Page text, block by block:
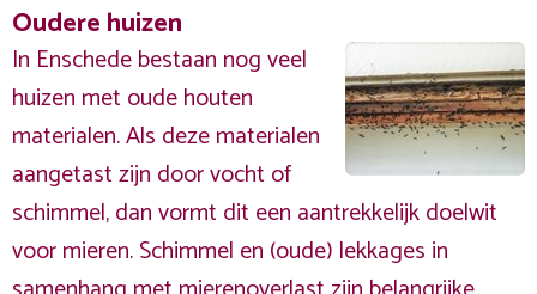
Oudere huizen
In Enschede bestaan nog veel
huizen met oude houten
materialen. Als deze materialen
aangetast zijn door vocht of
schimmel, dan vormt dit een aantrekkelijk doelwit
voor mieren. Schimmel en (oude) lekkages in